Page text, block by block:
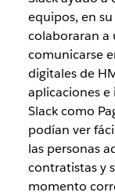
equipos, en
colaboraran a
comunicarse
digitales de
aplicaciones
Slack como
podían ver
las personas
contratistas y
momento